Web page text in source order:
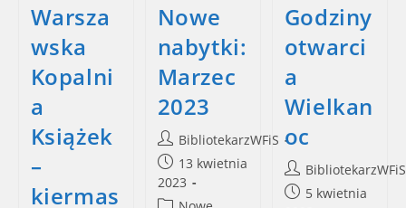
Warsza
wska
Kopalni
a
Książek
–
kiermas
Nowe
nabytki:
Marzec
2023
Post
author:
BibliotekarzWFiS
Post
published:
13 kwietnia
2023
Godziny
otwarci
a
Wielkan
oc
Post
author:
BibliotekarzWFiS
Post5 kwietnia